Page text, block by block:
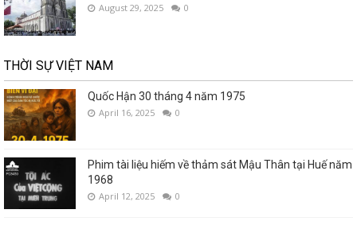
August 29, 2025 0
THỜI SỰ VIỆT NAM
Quốc Hận 30 tháng 4 năm 1975
April 16, 2025 0
Phim tài liệu hiếm về thảm sát Mậu Thân tại Huế năm
1968
April 12, 2025 0